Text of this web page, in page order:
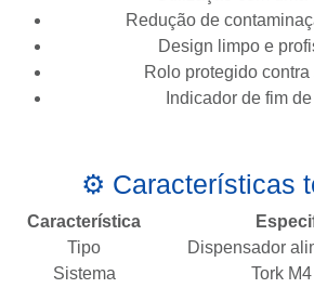
Redução de
Design limpo e
Rolo protegido
Indicador de fim
⚙️ Características
Característica
Tipo
Dispensador
Sistema
Tork